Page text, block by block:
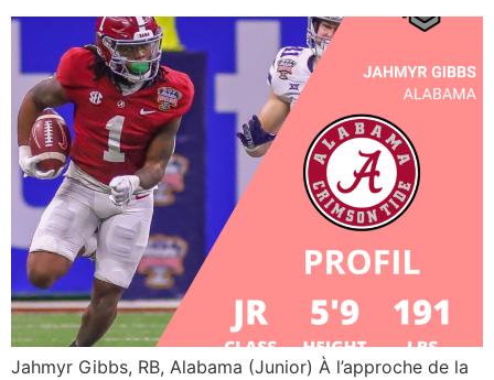
Jahmyr Gibbs, RB, Alabama (Junior) À l’approche de la